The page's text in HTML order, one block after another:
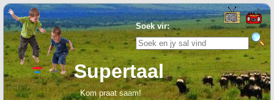
Soek vir:
Supertaal
Kom praat saam!